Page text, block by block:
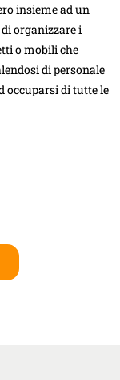
insieme ad un
organizzare i
o mobili che
di personale
occuparsi di tutte le